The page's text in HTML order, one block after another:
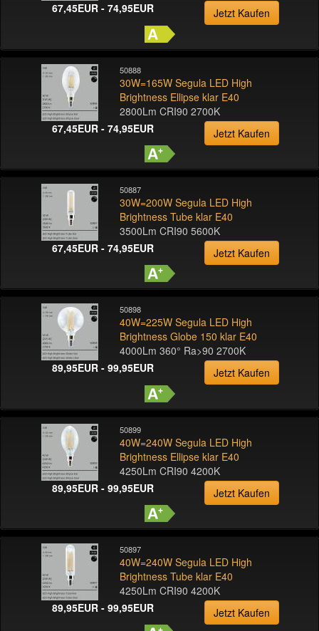
67,45EUR - 74,95EUR
Jetzt Kaufen
50888
30W=165W Segula LED High
Brightness Ellipse klar E40
2800Lm CRI90 2700K
67,45EUR - 74,95EUR
Jetzt Kaufen
50887
30W=200W Segula LED High
Brightness Tube klar E40
3500Lm CRI90 5600K
67,45EUR - 74,95EUR
Jetzt Kaufen
50898
40W=225W Segula LED High
Brightness Globe 150 klar E40
4000Lm 360° Ra>90 2700K
89,95EUR - 99,95EUR
Jetzt Kaufen
50899
40W=240W Segula LED High
Brightness Ellipse klar E40
4250Lm CRI90 4200K
89,95EUR - 99,95EUR
Jetzt Kaufen
50897
40W=240W Segula LED High
Brightness Tube klar E40
4250Lm CRI90 4200K
89,95EUR - 99,95EUR
Jetzt Kaufen